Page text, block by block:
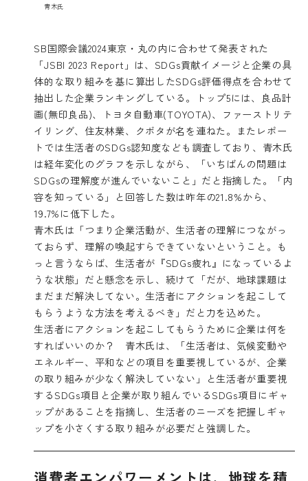
青木氏
SB国際会議2024東京・丸の内に合わせて発表された
「JSBI 2023 Report」は、SDGs貢献イメージと企業の具
体的な取り組みを基に算出したSDGs評価得点を合わせて
抽出した企業ランキングしている。トップ5には、良品計
画(無印良品)、トヨタ自動車(TOYOTA)、ファーストリテ
イリング、住友林業、クボタが名を連ねた。またレポー
トでは生活者のSDGs認知度なども調査しており、青木氏
は経年変化のグラフを示しながら、「いちばんの問題は
SDGsの理解度が進んでいないこと」だと指摘した。「内
容を知っている」と回答した数は昨年の21.8%から、
19.7%に低下した。
青木氏は「つまり企業活動が、生活者の理解につながっ
ておらず、理解の喚起すらできていないということ。も
っと言うならば、生活者が『SDGs疲れ』になっているよ
うな状態」だと懸念を示し、続けて「だが、地球課題は
まだまだ解決してない。生活者にアクションを起こして
もらうような方法を考えるべき」だと力を込めた。
生活者にアクションを起こしてもらうために企業は何を
すればいいのか？ 青木氏は、「生活者は、気候変動や
エネルギー、平和などの項目を重要視しているが、企業
の取り組みが少なく解決していない」と生活者が重要視
するSDGs項目と企業が取り組んでいるSDGs項目にギャ
ップがあることを指摘し、生活者のニーズを把握しギャ
ップを小さくする取り組みが必要だと強調した。